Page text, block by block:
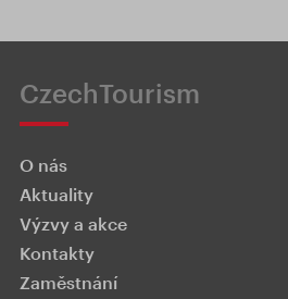
CzechTourism
O nás
Aktuality
Výzvy a akce
Kontakty
Zaměstnání